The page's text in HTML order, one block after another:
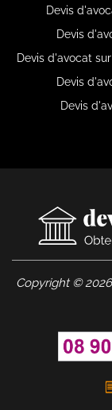
Devis
Devis
Devis d'avocat
Devis
Devis
Copyright ©